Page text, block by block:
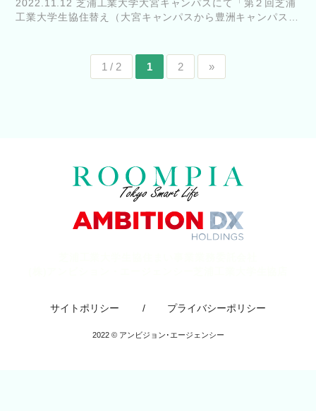
2022.11.12 芝浦工業大学大宮キャンパスにて「第２回芝浦
工業大学生協住替え（大宮キャンパスから豊洲キャンパスへ
1 / 2 1 2 »
サイトポリシー プライバシーポリシー
2022 ©︎ アンビジョン･エージェンシー